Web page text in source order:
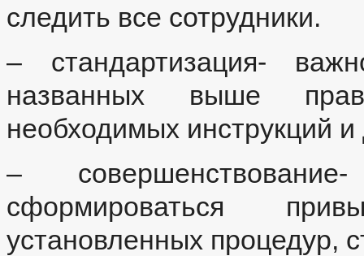
следить все сотрудники.
– стандартизация-
названных выше
необходимых инструкций и
–
сформироваться
установленных процедур,